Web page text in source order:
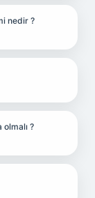
nedir ?
?